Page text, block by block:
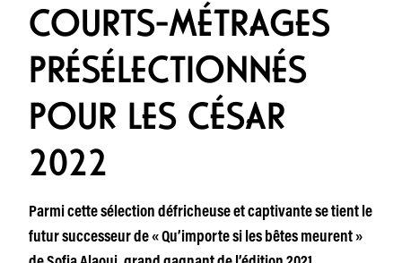
COURTS-MÉTRAGES
PRÉSÉLECTIONNÉS
POUR LES CÉSAR
2022
Parmi cette sélection défricheuse et captivante se tient le
futur successeur de « Qu’importe si les bêtes meurent »